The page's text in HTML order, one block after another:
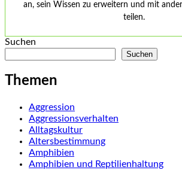
an, sein Wissen zu erweitern und mit
teilen.
Suchen
Suchen
Themen
Aggression
Aggressionsverhalten
Alltagskultur
Altersbestimmung
Amphibien
Amphibien und Reptilienhaltung